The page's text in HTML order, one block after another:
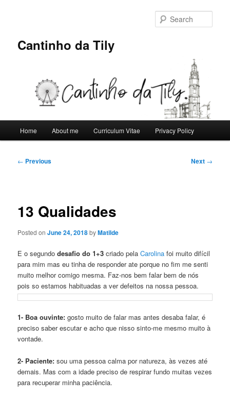
Cantinho da Tily
Home About me Curriculum Vitae Privacy Policy
Post
← Previous Next →
13 Qualidades
Posted onJune 24, 2018byMatilde
E o segundodesafio do 1+3 criado pelaCarolina foi muito difícil
para mim mas eu tinha de responder ate porque no fim me senti
muito melhor comigo mesma. Faz-nos bem falar bem de nós
pois so estamos habituadas a ver defeitos na nossa pessoa.
1- Boa ouvinte:gosto muito de falar mas antes desaba falar, é
preciso saber escutar e acho que nisso sinto-me mesmo muito à
vontade.
2- Paciente:sou uma pessoa calma por natureza, às vezes até
demais. Mas com a idade preciso de respirar fundo muitas vezes
para recuperar minha paciência.